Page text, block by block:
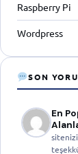
Raspberry Pi
Wordpress
SON
En